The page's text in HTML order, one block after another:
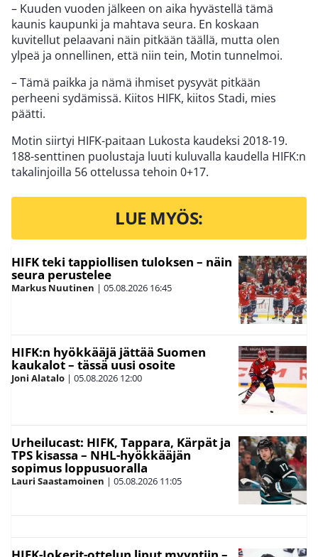
– Kuuden vuoden jälkeen on aika hyvästellä tämä
kaunis kaupunki ja mahtava seura. En koskaan
kuvitellut pelaavani näin pitkään täällä, mutta olen
ylpeä ja onnellinen, että niin tein, Motin tunnelmoi.
– Tämä paikka ja nämä ihmiset pysyvät pitkään
perheeni sydämissä. Kiitos HIFK, kiitos Stadi, mies
päätti.
Motin siirtyi HIFK-paitaan Lukosta kaudeksi 2018-19.
188-senttinen puolustaja luuti kuluvalla kaudella HIFK:n
takalinjoilla 56 ottelussa tehoin 0+17.
LUE MYÖS:
HIFK teki tappiollisen tuloksen – näin
seura perustelee
Markus Nuutinen | 05.08.2026 16:45
HIFK:n hyökkääjä jättää Suomen
kaukalot – tässä uusi osoite
Joni Alatalo | 05.08.2026 12:00
Urheilucast: HIFK, Tappara, Kärpät ja
TPS kisassa – NHL-hyökkääjän
sopimus loppusuoralla
Lauri Saastamoinen | 05.08.2026 11:05